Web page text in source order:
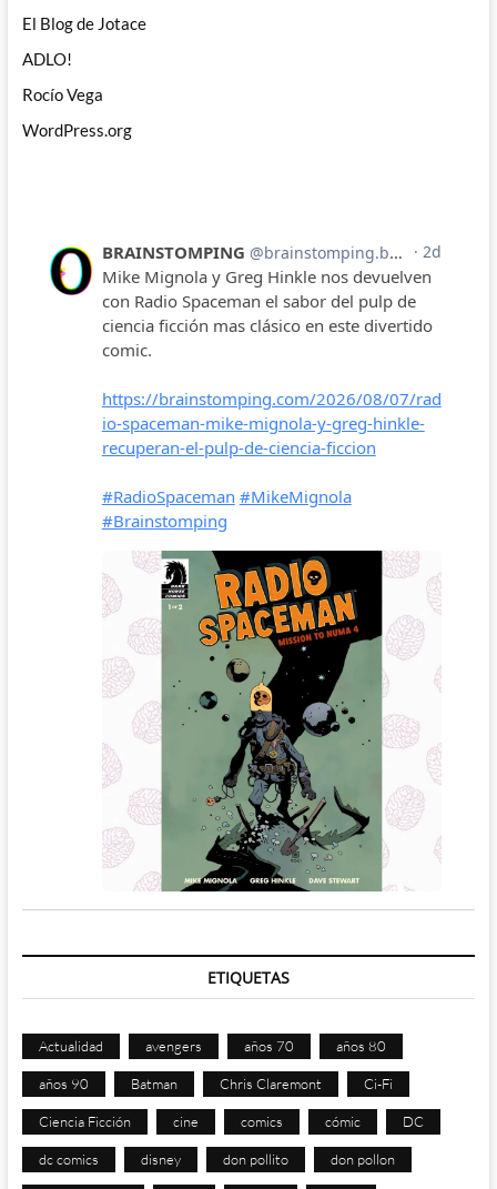
El Blog de Jotace
ADLO!
Rocío Vega
WordPress.org
ETIQUETAS
Actualidad avengers años 70 años 80
años 90 Batman Chris Claremont Ci-Fi
Ciencia Ficción cine comics cómic DC
dc comics disney don pollito don pollon